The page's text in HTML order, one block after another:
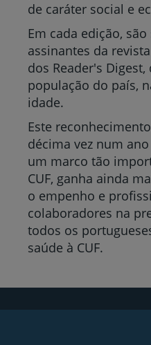
de caráter social e
Em cada edição,
assinantes da
dos Reader's
população do país,
idade.
Este
décima vez num
um marco tão
CUF, ganha ainda
o empenho e
colaboradores na
todos os
saúde à CUF.